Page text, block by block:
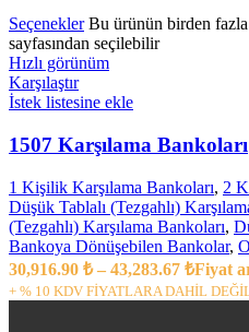
Seçenekler Bu ürünün birden
sayfasından seçilebilir
Hızlı görünüm
Karşılaştır
İstek listesine ekle
1507 Karşılama Bankoları
1 Kişilik Karşılama Bankoları, 2
Düşük Tablalı (Tezgahlı)
(Tezgahlı) Karşılama Bankoları,
Bankoya Dönüşebilen Bankolar,
30,916.90 ₺ – 43,283.67 ₺Fiyat
+ % 10 KDV FİYATLARA DAHİL